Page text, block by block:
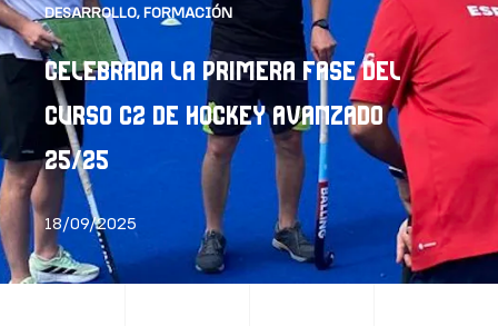
DESARROLLO,FORMACIÓN
CELEBRADA LA PRIMERA FASE DEL
CURSO C2 DE HOCKEY AVANZADO
25/25
18/09/2025